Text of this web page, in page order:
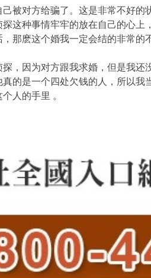
被对方给骗了。这是非常不好
这种事情牢牢的放在自己的心
那麽这个婚我一定会结的非常的
，因为对方跟我求婚，但是我
的是一个四处欠钱的人，所以
人的手里 。